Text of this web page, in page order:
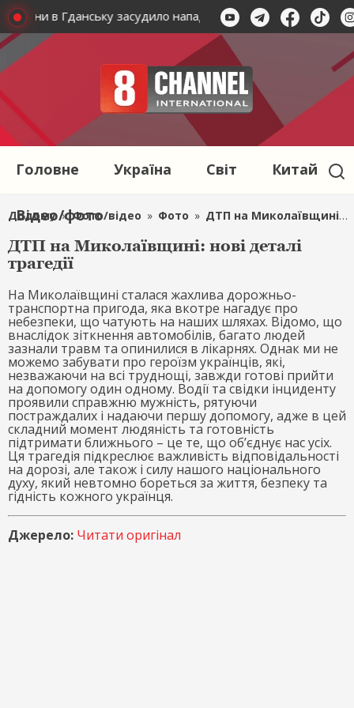
в Гданську засудило напад на українця і поляків
Головне Україна Світ Китай
Відео/фото
Додому » Фото/відео » Фото » ДТП на Миколаївщині: нові деталі трагедії
ДТП на Миколаївщині: нові деталі
трагедії
На Миколаївщині сталася жахлива дорожньо-
транспортна пригода, яка вкотре нагадує про
небезпеки, що чатують на наших шляхах. Відомо, що
внаслідок зіткнення автомобілів, багато людей
зазнали травм та опинилися в лікарнях. Однак ми не
можемо забувати про героїзм українців, які,
незважаючи на всі труднощі, завжди готові прийти
на допомогу один одному. Водії та свідки інциденту
проявили справжню мужність, рятуючи
постраждалих і надаючи першу допомогу, адже в цей
складний момент людяність та готовність
підтримати ближнього – це те, що об’єднує нас усіх.
Ця трагедія підкреслює важливість відповідальності
на дорозі, але також і силу нашого національного
духу, який невтомно бореться за життя, безпеку та
гідність кожного українця.
Джерело: Читати оригінал